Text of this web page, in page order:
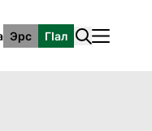
Эрс ГӀал